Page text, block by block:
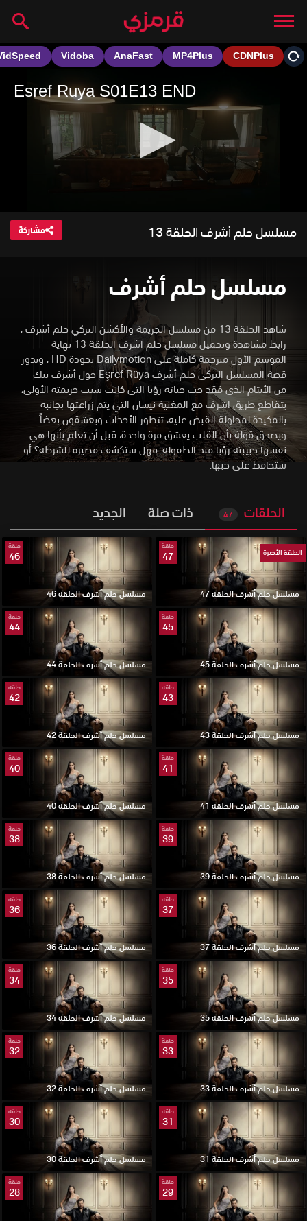
مسلسل حلم أشرف الحلقة 13 مشاركة
مسلسل حلم أشرف
شاهد الحلقة 13 من مسلسل الجريمة والأكشن التركي حلم أشرف ،
رابط مشاهدة وتحميل مسلسل حلم اشرف الحلقة 13 نهاية
الموسم الأول مترجمة كاملة على Dailymotion بجودة HD ،وتدور
قصة المسلسل التركي حلم أشرف Eşref Rüya حول أشرف تيك
من الأيتام الذي فقد حب حياته رؤيا التي كانت سبب جريمته الأولى،
يتقاطع طريق اشرف مع المغنية نيسان التي يتم زراعتها بجانبه
بالمكيدة لمحاولة القبض عليه، تتطور الأحداث ويعشقون بعضاً
ويصدق قولة بأن القلب يعشق مرة واحدة، قبل أن تعلم بأنها هي
نفسها حبيبته رؤيا منذ الطفولة. فهل ستكشف مصيرة للشرطة؟ أو
ستحافظ على حبها.
الحلقات 47 ذات صلة الجديد
الحلقة الأخيرة
حلقة
47
مسلسل حلم أشرف الحلقة 47
حلقة
46
مسلسل حلم أشرف الحلقة 46
حلقة
45
مسلسل حلم أشرف الحلقة 45
حلقة
44
مسلسل حلم أشرف الحلقة 44
حلقة
43
مسلسل حلم أشرف الحلقة 43
حلقة
42
مسلسل حلم أشرف الحلقة 42
حلقة
41
مسلسل حلم أشرف الحلقة 41
حلقة
40
مسلسل حلم أشرف الحلقة 40
حلقة
39
مسلسل حلم أشرف الحلقة 39
حلقة
38
مسلسل حلم أشرف الحلقة 38
حلقة
37
مسلسل حلم أشرف الحلقة 37
حلقة
36
مسلسل حلم أشرف الحلقة 36
حلقة
35
مسلسل حلم أشرف الحلقة 35
حلقة
34
مسلسل حلم أشرف الحلقة 34
حلقة
33
مسلسل حلم أشرف الحلقة 33
حلقة
32
مسلسل حلم أشرف الحلقة 32
حلقة
31
مسلسل حلم أشرف الحلقة 31
حلقة
30
مسلسل حلم أشرف الحلقة 30
حلقة
29
حلقة
28